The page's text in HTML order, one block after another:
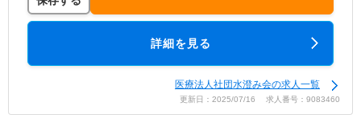
詳細を見る
医療法人社団水澄み会の求人一覧
更新日：2025/07/16 求人番号：9083460